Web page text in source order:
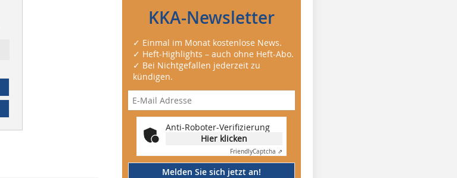
KKA-Newsletter
✓ Einmal im Monat kostenlose News.
✓ Heft-Highlights – auch ohne Heft-Abo.
✓ Bei Nichtgefallen jederzeit zu
kündigen.
Anti-Roboter-Verifizierung
Hier klicken
FriendlyCaptcha ⇗
Melden Sie sich jetzt an!